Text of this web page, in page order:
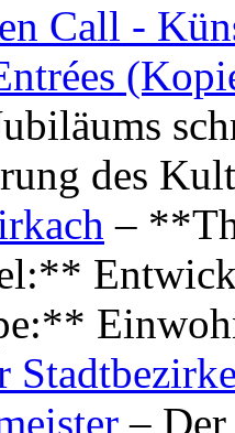
Call -
des
–
–